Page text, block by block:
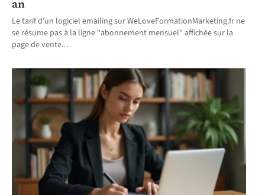
an
Le tarif d'un logiciel emailing sur WeLoveFormationMarketing.fr ne
se résume pas à la ligne "abonnement mensuel" affichée sur la
page de vente.…